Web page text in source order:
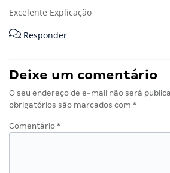
Excelente Explicação
Responder
Deixe um comentário
O seu endereço de e-mail não será
obrigatórios são marcados com *
Comentário *